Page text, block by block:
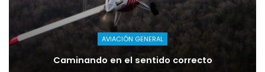
AVIACIÓN GENERAL
Caminando en el sentido correcto